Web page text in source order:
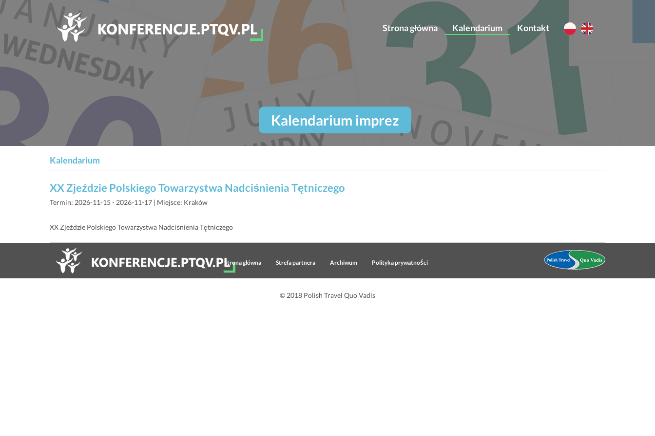
Kontakt
Kalendarium
Strona główna
Kalendarium imprez
Kalendarium
XX Zjeździe Polskiego Towarzystwa Nadciśnienia Tętniczego
Termin: 2026-11-15 - 2026-11-17 | Miejsce: Kraków
XX Zjeździe Polskiego Towarzystwa Nadciśnienia Tętniczego
Strona główna Strefa partnera Archiwum Polityka prywatności
© 2018 Polish Travel Quo Vadis